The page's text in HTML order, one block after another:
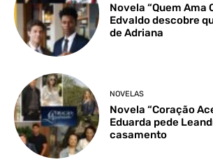
Novela “Quem Ama
Edvaldo descobre
de Adriana
NOVELAS
Novela “Coração
Eduarda pede
casamento